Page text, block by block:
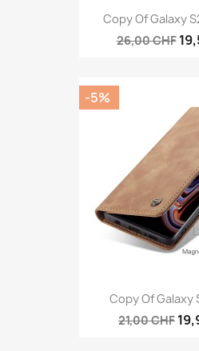
Copy Of Galaxy
26,00 CHF
Copy Of Galaxy
21,00 CHF
-5%